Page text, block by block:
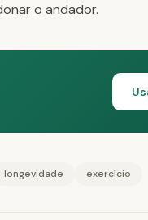
o andador.
longevidade exercício